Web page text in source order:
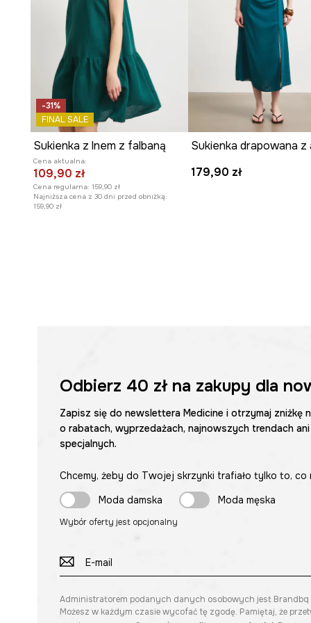
-31%
FINAL SALE
Sukienka z lnem z falbaną
Cena aktualna:
109,90 zł
Cena regularna: 159,90 zł
Najniższa cena z 30 dni przed obniżką:
159,90 zł
179,90 zł
Odbierz 40 złna zakupy dla
Zapisz się do newslettera Medicine i otrzymaj zniżkę
o rabatach, wyprzedażach, najnowszych trendach
specjalnych.
Chcemy, żeby do Twojej skrzynki trafiało tylko to,
Moda damska
Moda męska
Wybór oferty jest opcjonalny
Administratorem podanych danych osobowych jest Brandbq
Możesz w każdym czasie wycofać tę zgodę. Pamiętaj, że